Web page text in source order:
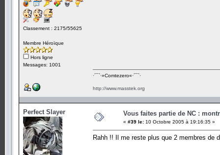
Classement : 2175/55625
Membre Héroïque
Hors ligne
Messages: 1001
·´¯`·­»Comtezero«­·´¯`·
http://www.masstek.org
Perfect Slayer Vous faites partie de NC :
« #39 le: 10 Octobre 2005 à 19:16:35 »
Rahh !! Il me reste plus que 2 membres de